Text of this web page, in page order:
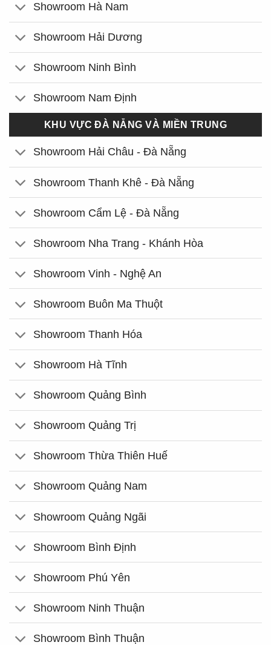
Showroom Hà Nam
Showroom Hải Dương
Showroom Ninh Bình
Showroom Nam Định
KHU VỰC ĐÀ NẴNG VÀ MIỀN TRUNG
Showroom Hải Châu - Đà Nẵng
Showroom Thanh Khê - Đà Nẵng
Showroom Cẩm Lệ - Đà Nẵng
Showroom Nha Trang - Khánh Hòa
Showroom Vinh - Nghệ An
Showroom Buôn Ma Thuột
Showroom Thanh Hóa
Showroom Hà Tĩnh
Showroom Quảng Bình
Showroom Quảng Trị
Showroom Thừa Thiên Huế
Showroom Quảng Nam
Showroom Quảng Ngãi
Showroom Bình Định
Showroom Phú Yên
Showroom Ninh Thuận
Showroom Bình Thuận